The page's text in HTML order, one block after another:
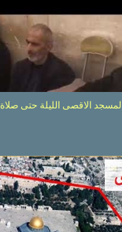
الاقصى الليلة حتى